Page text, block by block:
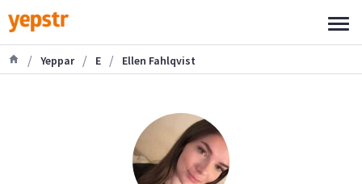
/ Yeppar / E / Ellen Fahlqvist